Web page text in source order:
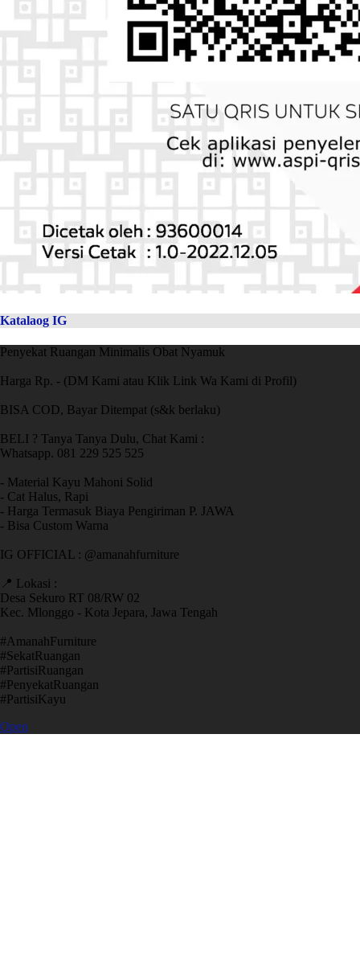
Katalaog IG
Penyekat Ruangan Minimalis Obat Nyamuk
Harga Rp. - (DM Kami atau Klik Link Wa Kami di Profil)
BISA COD, Bayar Ditempat (s&k berlaku)
BELI ? Tanya Tanya Dulu, Chat Kami :
Whatsapp. 081 229 525 525
- Material Kayu Mahoni Solid
- Cat Halus, Rapi
- Harga Termasuk Biaya Pengiriman P. JAWA
- Bisa Custom Warna
IG OFFICIAL : @amanahfurniture
📍 Lokasi :
Desa Sekuro RT 08/RW 02
Kec. Mlonggo - Kota Jepara, Jawa Tengah
​#AmanahFurniture
​#SekatRuangan
​#PartisiRuangan
​#PenyekatRuangan
​#PartisiKayu
Open